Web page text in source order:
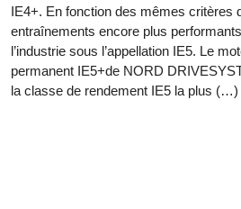
IE4+. En fonction des mêmes critères
entraînements encore plus
l’industrie sous l’appellation IE5. Le
permanent IE5+de NORD
la classe de rendement IE5 la plus (…)